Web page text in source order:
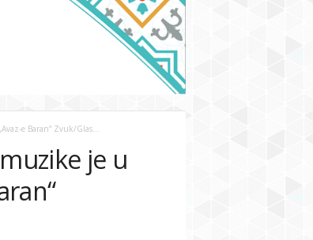
e Baran“ Zvuk/Glas...
je u